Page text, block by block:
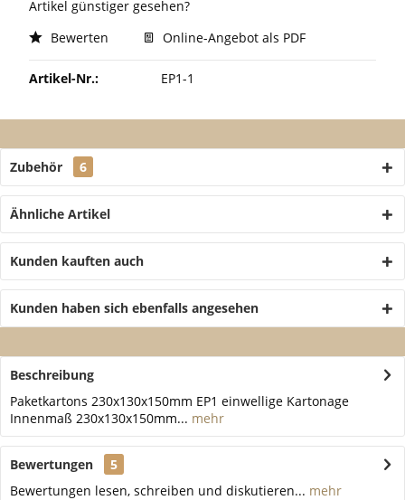
Artikel günstiger gesehen?
Bewerten
Online-Angebot als PDF
Artikel-Nr.: EP1-1
Zubehör 6
Ähnliche Artikel
Kunden kauften auch
Kunden haben sich ebenfalls angesehen
Beschreibung
Paketkartons 230x130x150mm EP1 einwellige Kartonage
Innenmaß 230x130x150mm... mehr
Bewertungen
5
Bewertungen lesen, schreiben und diskutieren... mehr